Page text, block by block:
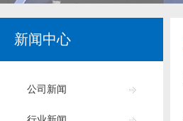
新闻中心
公司新闻